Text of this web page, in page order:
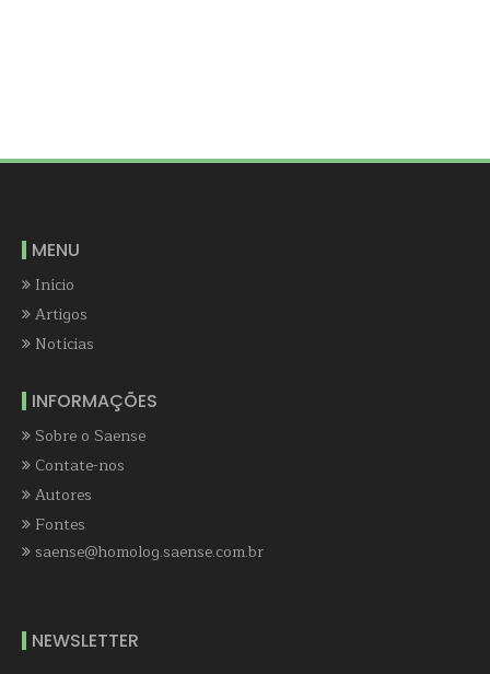
MENU
Início
Artigos
Notícias
INFORMAÇÕES
Sobre o Saense
Contate-nos
Autores
Fontes
saense@homolog.saense.com.br
NEWSLETTER